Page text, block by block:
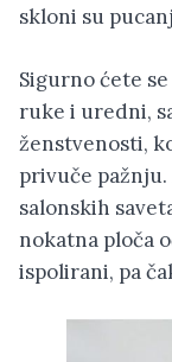
skloni su
Sigurno ćete
ruke i uredni,
ženstvenosti,
privuče
salonskih
nokatna ploča
ispolirani, pa